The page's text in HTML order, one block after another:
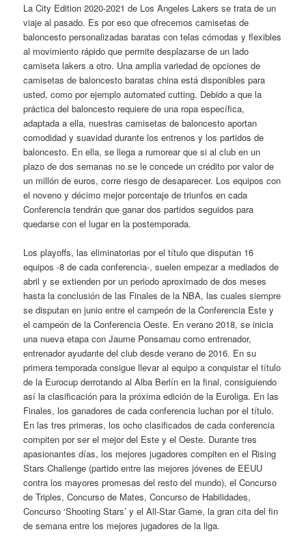
La City Edition 2020-2021 de Los Angeles Lakers se trata de un
viaje al pasado. Es por eso que ofrecemos camisetas de
baloncesto personalizadas baratas con telas cómodas y flexibles
al movimiento rápido que permite desplazarse de un lado
camiseta lakers a otro. Una amplia variedad de opciones de
camisetas de baloncesto baratas china está disponibles para
usted, como por ejemplo automated cutting. Debido a que la
práctica del baloncesto requiere de una ropa específica,
adaptada a ella, nuestras camisetas de baloncesto aportan
comodidad y suavidad durante los entrenos y los partidos de
baloncesto. En ella, se llega a rumorear que si al club en un
plazo de dos semanas no se le concede un crédito por valor de
un millón de euros, corre riesgo de desaparecer. Los equipos con
el noveno y décimo mejor porcentaje de triunfos en cada
Conferencia tendrán que ganar dos partidos seguidos para
quedarse con el lugar en la postemporada.
Los playoffs, las eliminatorias por el título que disputan 16
equipos -8 de cada conferencia-, suelen empezar a mediados de
abril y se extienden por un periodo aproximado de dos meses
hasta la conclusión de las Finales de la NBA, las cuales siempre
se disputan en junio entre el campeón de la Conferencia Este y
el campeón de la Conferencia Oeste. En verano 2018, se inicia
una nueva etapa con Jaume Ponsarnau como entrenador,
entrenador ayudante del club desde verano de 2016. En su
primera temporada consigue llevar al equipo a conquistar el título
de la Eurocup derrotando al Alba Berlín en la final, consiguiendo
así la clasificación para la próxima edición de la Euroliga. En las
Finales, los ganadores de cada conferencia luchan por el título.
En las tres primeras, los ocho clasificados de cada conferencia
compiten por ser el mejor del Este y el Oeste. Durante tres
apasionantes días, los mejores jugadores compiten en el Rising
Stars Challenge (partido entre las mejores jóvenes de EEUU
contra los mayores promesas del resto del mundo), el Concurso
de Triples, Concurso de Mates, Concurso de Habilidades,
Concurso ‘Shooting Stars’ y el All-Star Game, la gran cita del fin
de semana entre los mejores jugadores de la liga.